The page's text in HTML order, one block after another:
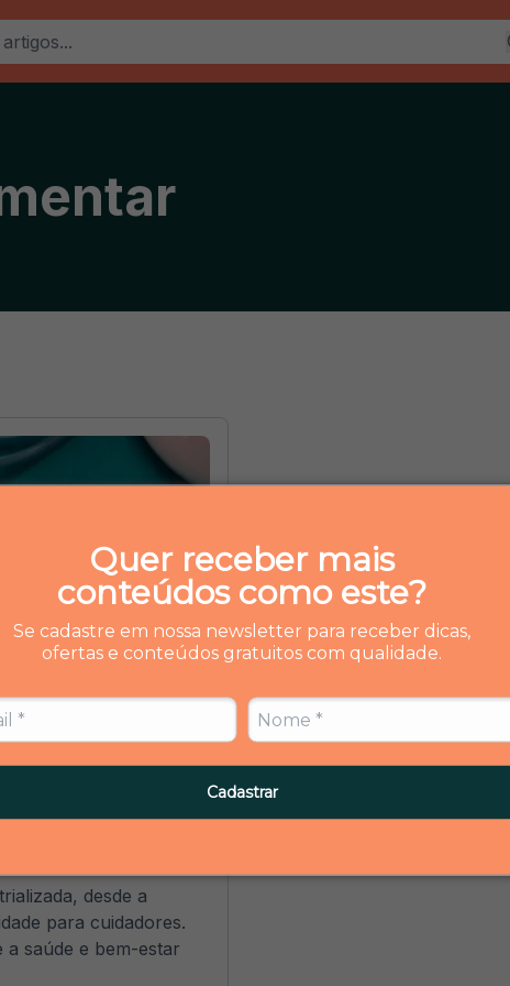
Quer receber mais
conteúdos como este?
Se cadastre em nossa newsletter para receber dicas,
ofertas e conteúdos gratuitos com qualidade.
Cadastrar
desde a
para cuidadores.
saúde e bem-estar